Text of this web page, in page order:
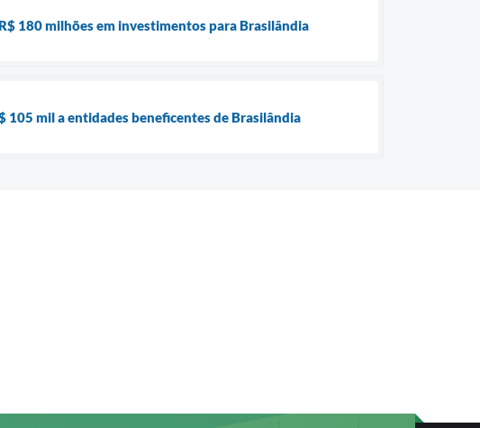
180 milhões em investimentos para Brasilândia
105 mil a entidades beneficentes de Brasilândia